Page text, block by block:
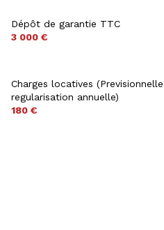
Dépôt de garantie TTC
3 000 €
Charges locatives
regularisation annuelle)
180 €